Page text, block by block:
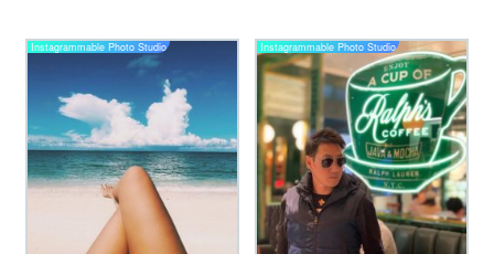
Instagrammable Photo Studio Instagrammable Photo Studio